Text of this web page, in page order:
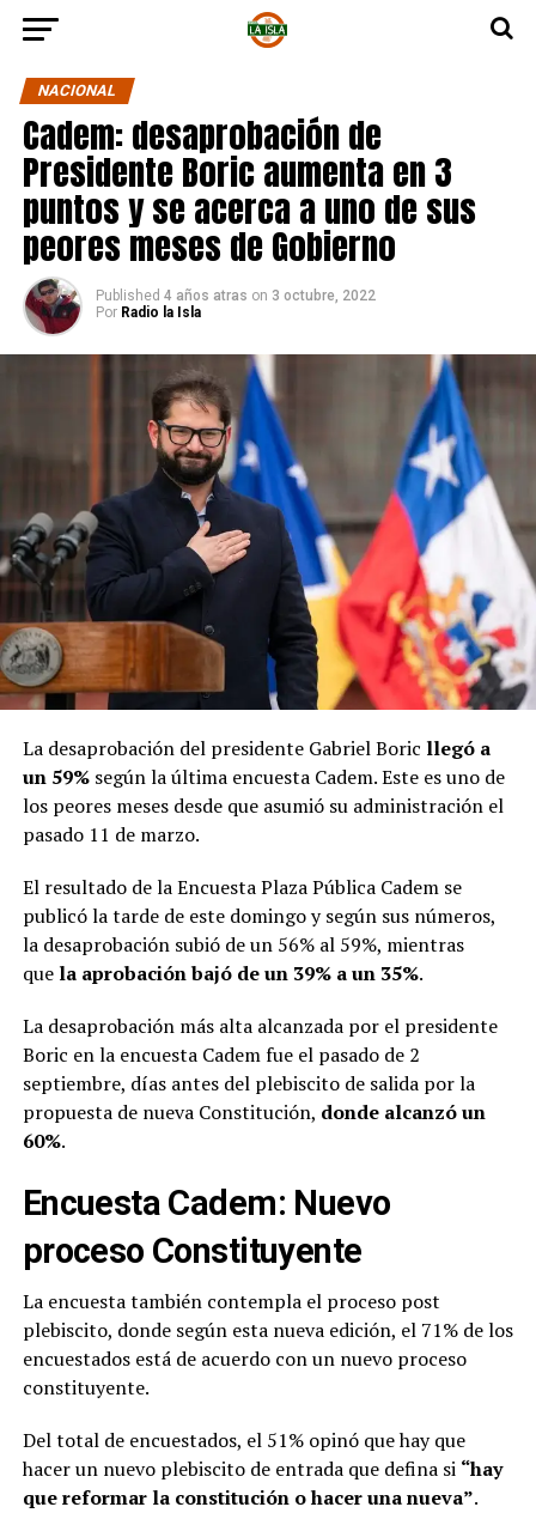
NACIONAL
Cadem: desaprobación de
Presidente Boric aumenta en 3
puntos y se acerca a uno de sus
peores meses de Gobierno
Published 4 años atras on 3 octubre, 2022
Por Radio la Isla
La desaprobación del presidente Gabriel Boric llegó a
un 59%según la última encuesta Cadem. Este es uno de
los peores meses desde que asumió su administración el
pasado 11 de marzo.
El resultado de la Encuesta Plaza Pública Cadem se
publicó la tarde de este domingo y según sus números,
la desaprobación subió de un 56% al 59%, mientras
que la aprobación bajó de un 39% a un 35%.
La desaprobación más alta alcanzada por el presidente
Boric en la encuesta Cadem fue el pasado de 2
septiembre, días antes del plebiscito de salida por la
propuesta de nueva Constitución, donde alcanzó un
60%.
Encuesta Cadem: Nuevo
proceso Constituyente
La encuesta también contempla el proceso post
plebiscito, donde según esta nueva edición, el 71% de los
encuestados está de acuerdo con un nuevo proceso
constituyente.
Del total de encuestados, el 51% opinó que hay que
hacer un nuevo plebiscito de entrada que defina si “hay
que reformar la constitución o hacer una nueva”.